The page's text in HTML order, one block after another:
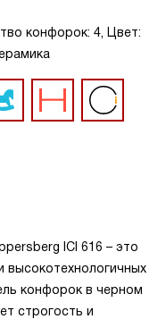
конфорок: 4, Цвет:
ICI 616 – это
высокотехнологичных
конфорок в черном
строгость и